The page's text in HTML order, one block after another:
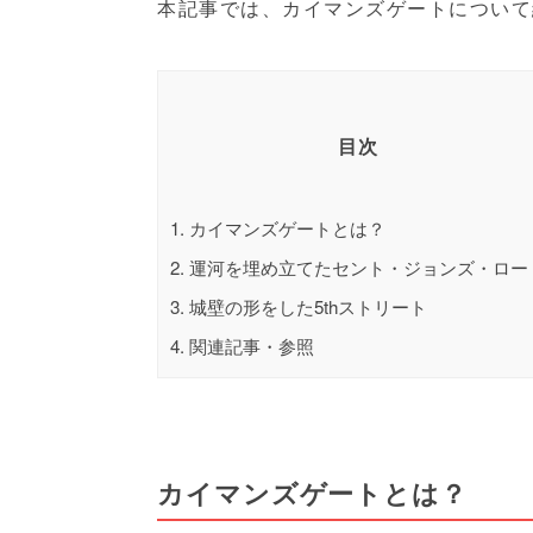
本記事では、カイマンズゲートについて
目次
1. カイマンズゲートとは？
2. 運河を埋め立てたセント・ジョンズ・ロー
3. 城壁の形をした5thストリート
4. 関連記事・参照
カイマンズゲートとは？